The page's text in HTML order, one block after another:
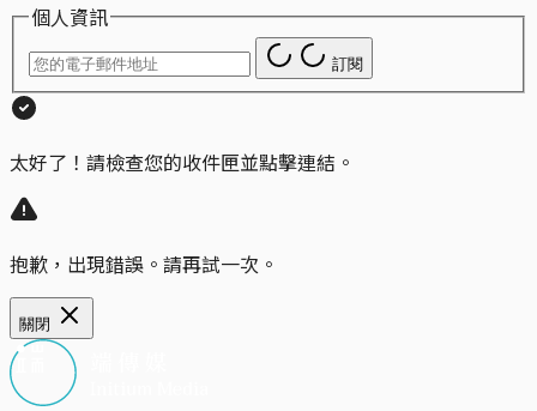
個人資訊
訂閱
太好了！請檢查您的收件匣並點擊連結。
抱歉，出現錯誤。請再試一次。
關閉